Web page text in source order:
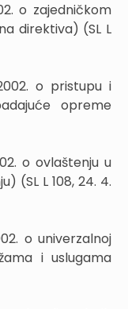
o zajedničkom
direktiva) (SL L
o pristupu i
opreme
o ovlaštenju u
(SL L 108, 24. 4.
o univerzalnoj
i uslugama